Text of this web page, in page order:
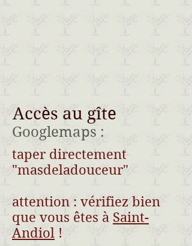
Accès au gîte
Googlemaps :
taper directement
"masdeladouceur"
attention : vérifiez bien
que vous êtes à Saint-
Andiol !